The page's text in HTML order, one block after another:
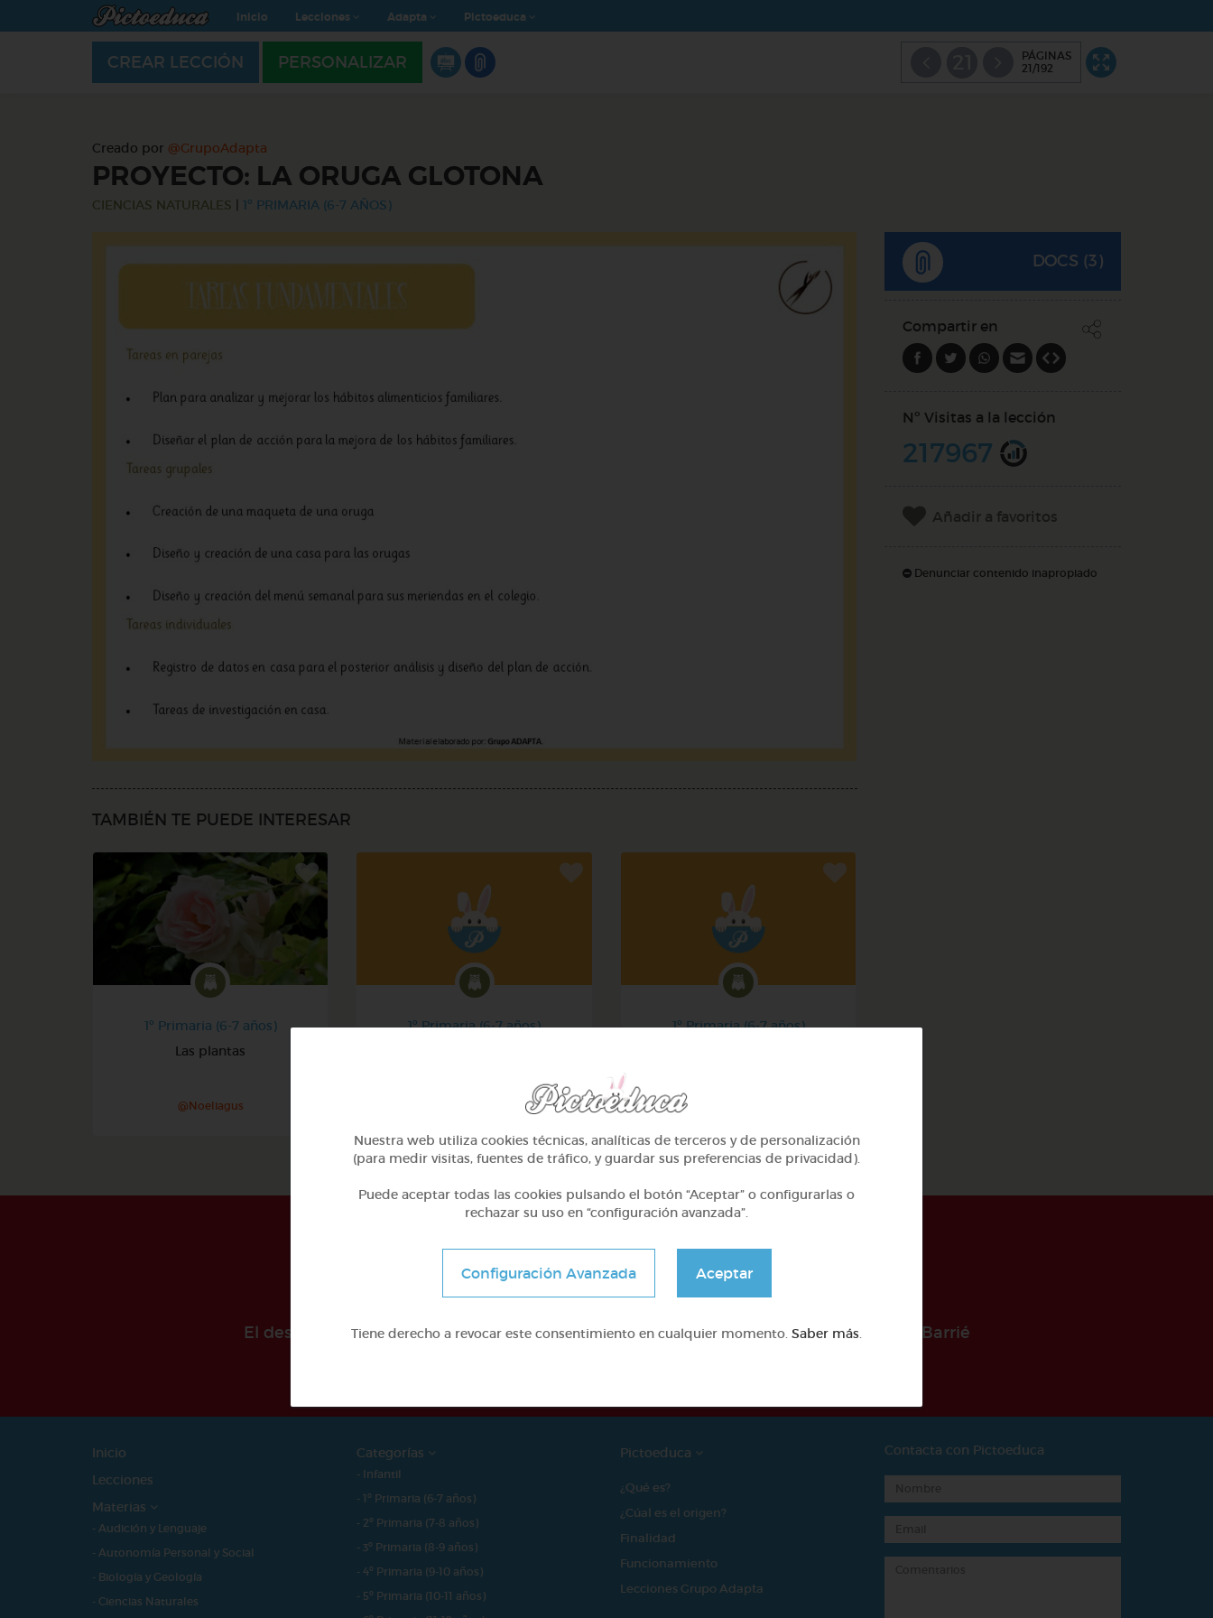
Inicio Lecciones Adapta Pictoeduca
CREAR LECCIÓN PERSONALIZAR
PÁGINAS
21/192
Creado por @GrupoAdapta
PROYECTO: LA ORUGA GLOTONA
CIENCIAS NATURALES 1º PRIMARIA (6-7 AÑOS)
TAMBIÉN TE PUEDE INTERESAR
1º Primaria (6-7 años)
Las plantas
@Noeliagus
1º Primaria (6-7 años)
1º Primaria (6-7 años)
DOCS (3)
Compartir en
Nº Visitas a la lección
217967
Añadir a favoritos
Denunciar contenido inapropiado
El desarollo de este proyecto ha sido posible gracias al mecenazgo de la Fundación Barrié
Inicio
Lecciones
Materias
- Audición y Lenguaje
- Autonomía Personal y Social
- Biología y Geología
- Ciencias Naturales
Categorías
- Infantil
- 1º Primaria (6-7 años)
- 2º Primaria (7-8 años)
- 3º Primaria (8-9 años)
- 4º Primaria (9-10 años)
- 5º Primaria (10-11 años)
Pictoeduca
¿Qué es?
¿Cúal es el origen?
Finalidad
Funcionamiento
Lecciones Grupo Adapta
Contacta con Pictoeduca
Nuestra web utiliza cookies técnicas, analíticas de terceros y de personalización
(para medir visitas, fuentes de tráfico, y guardar sus preferencias de privacidad).
Puede aceptar todas las cookies pulsando el botón “Aceptar” o configurarlas o
rechazar su uso en “configuración avanzada”.
Configuración Avanzada Aceptar
Tiene derecho a revocar este consentimiento en cualquier momento. Saber más.